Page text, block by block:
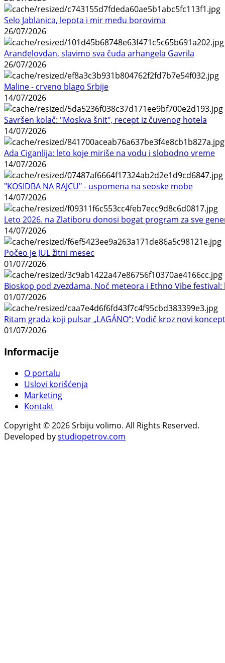
Selo Jablanica, lepota i mir među borovima
26/07/2026
Aranđelovdan, slavimo sva čuda arhangela Gavrila
26/07/2026
Maline - crveno blago Srbije
14/07/2026
Savršen kolač: "Moskva šnit", recept iz čuvenog hotela
14/07/2026
Ada Ciganlija: leto koje miriše na vodu i slobodno vreme
14/07/2026
"KOSIDBA NA RAJCU" - uspomena na seoske mobe
14/07/2026
Leto 2026. na Zlatiboru donosi bogat program za sve
14/07/2026
Počeo je JUL žitni mesec
01/07/2026
Bioskop pod zvezdama, Noć meteora i Ethno Vibe
01/07/2026
Ritam grada koji pulsar „LAGÁNO“: Vodič kroz novi
01/07/2026
Informacije
O portalu
Uslovi korišćenja
Marketing
Kontakt
Copyright © 2026 Srbiju volimo. All Rights Reserved.
Developed bystudiopetrov.com